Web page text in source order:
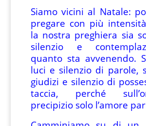
Siamo vicini al Natale:
pregare con più
la nostra preghiera sia
silenzio e
quanto sta avvenendo.
luci e silenzio di parole,
giudizi e silenzio di
taccia, perché
precipizio solo l’amore